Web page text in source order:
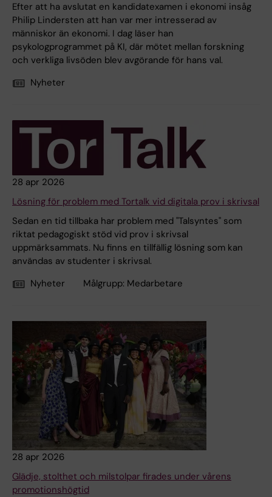
Efter att ha avslutat en kandidatexamen i ekonomi insåg
Philip Lindersten att han var mer intresserad av
människor än ekonomi. I dag läser han
psykologprogrammet på KI, där mötet mellan forskning
och verkliga livsöden blev avgörande för hans val.
Nyheter
28 apr 2026
Lösning för problem med Tortalk vid digitala prov i skrivsal
Sedan en tid tillbaka har problem med "Talsyntes" som
riktat pedagogiskt stöd vid prov i skrivsal
uppmärksammats. Nu finns en tillfällig lösning som kan
användas av studenter i skrivsal.
Nyheter
Målgrupp: Medarbetare
28 apr 2026
Glädje, stolthet och milstolpar firades under vårens
promotionshögtid